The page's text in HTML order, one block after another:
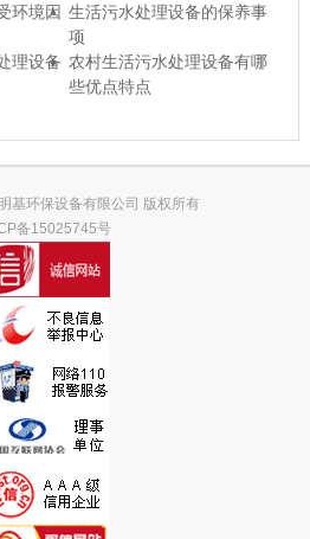
环境因 生活污水处理设备的保养事
项
理设备 农村生活污水处理设备有哪
些优点特点
基环保设备有限公司 版权所有
备15025745号